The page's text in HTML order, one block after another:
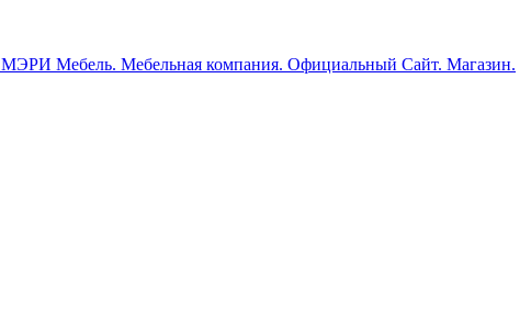
МЭРИ Мебель. Мебельная компания. Официальный Сайт. Магазин.